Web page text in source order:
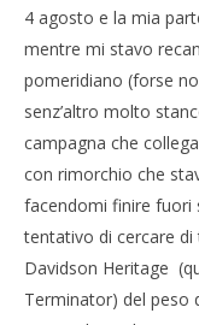
4 agosto e la mia
mentre mi stavo
pomeridiano (forse
senz’altro molto
campagna che
con rimorchio che
facendomi finire fuori
tentativo di cercare
Davidson Heritage
Terminator) del peso